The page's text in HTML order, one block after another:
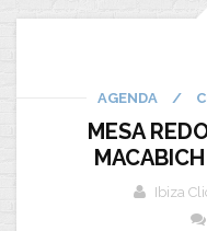
AGENDA /
MESA
Ibiza